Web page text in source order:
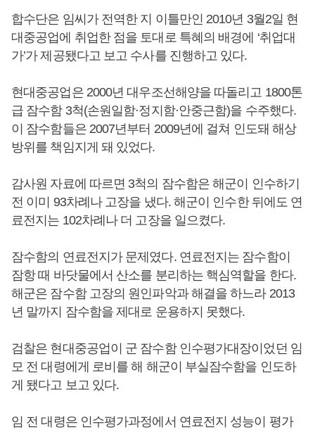
합수단은 임씨가 전역한 지 이틀만인 2010년 3월2일 현
대중공업에 취업한 점을 토대로 특혜의 배경에 ‘취업대
가’가 제공됐다고 보고 수사를 진행하고 있다.
현대중공업은 2000년 대우조선해양을 따돌리고 1800톤
급 잠수함 3척(손원일함·정지함·안중근함)을 수주했다.
이 잠수함들은 2007년부터 2009년에 걸쳐 인도돼 해상
방위를 책임지게 돼 있었다.
감사원 자료에 따르면 3척의 잠수함은 해군이 인수하기
전 이미 93차례나 고장을 냈다. 해군이 인수한 뒤에도 연
료전지는 102차례나 더 고장을 일으켰다.
잠수함의 연료전지가 문제였다. 연료전지는 잠수함이
잠항 때 바닷물에서 산소를 분리하는 핵심역할을 한다.
해군은 잠수함 고장의 원인파악과 해결을 하느라 2013
년 말까지 잠수함을 제대로 운용하지 못했다.
검찰은 현대중공업이 군 잠수함 인수평가대장이었던 임
모 전 대령에게 로비를 해 해군이 부실잠수함을 인도하
게 됐다고 보고 있다.
임 전 대령은 인수평가과정에서 연료전지 성능이 평가